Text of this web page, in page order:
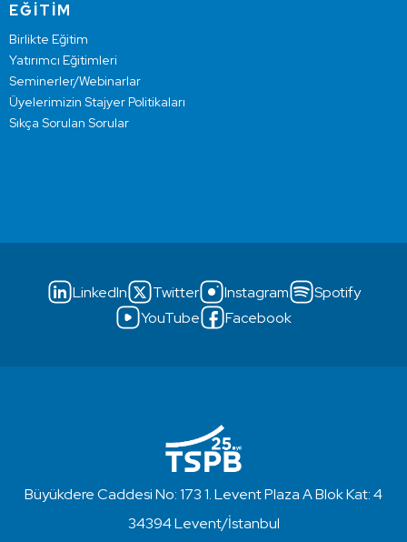
EĞİTİM
Birlikte Eğitim
Yatırımcı Eğitimleri
Seminerler/Webinarlar
Üyelerimizin Stajyer Politikaları
Sıkça Sorulan Sorular
LinkedIn Twitter Instagram
Spotify
YouTube
Facebook
Büyükdere Caddesi No: 173 1. Levent Plaza A Blok Kat: 4
34394 Levent/İstanbul